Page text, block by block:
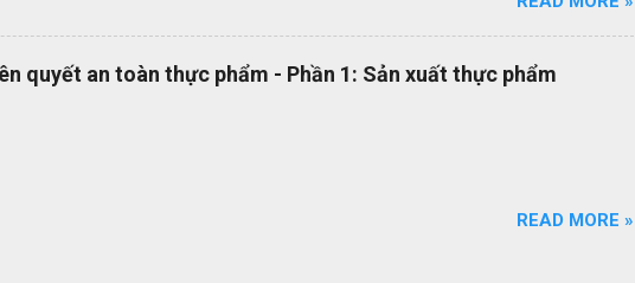
cao chất lượng dự án Tạo thuận lợi cho quá trình đấu thầu hiệu quả thông qua
lý dự án một cách nhất quán Cho phép sự linh hoạt của nhân viên quản lý dự
các dự án quốc tế Cung cấp các nguyên tắc và quy trình quản lý dự án
Chuyển đổi số quy trình thật đơn giản. Hiện tại bộ quy trình ISO của bạn đang
in? OEMS là một công cụ tuyệt vời giúp bạn chuyển đổi số bộ quy trình của
quyết an toàn thực phẩm - Phần 1: Sản xuất thực phẩm
READ MORE »